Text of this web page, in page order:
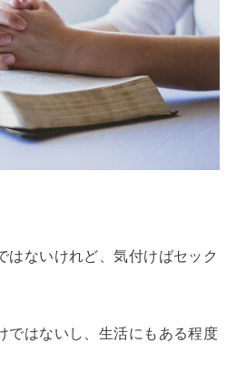
はないけれど、気付けばセック
ではないし、生活にもある程度